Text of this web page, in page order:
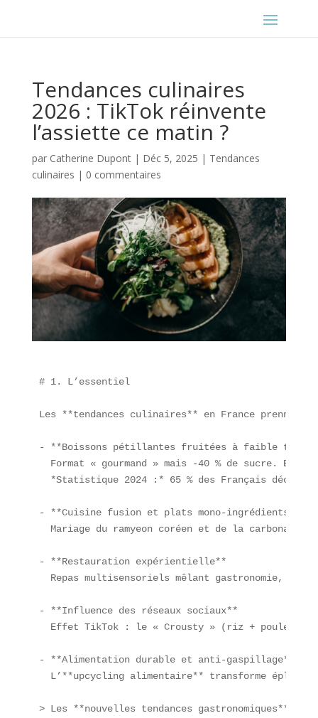
Tendances culinaires
2026 : TikTok réinvente
l’assiette ce matin ?
par Catherine Dupont| Déc 5, 2025 | Tendances
culinaires | 0 commentaires
# 1. L’essentiel
Les **tendances culinaires** en France
- **Boissons pétillantes fruitées à faible
Format « gourmand » mais -40 % de sucre. Ex.
*Statistique 2024 :* 65 % des Français
- **Cuisine fusion et plats mono-ingrédients**
Mariage du ramyeon coréen et de la carbonara,
- **Restauration expérientielle**
Repas multisensoriels mêlant gastronomie,
- **Influence des réseaux sociaux**
Effet TikTok : le « Crousty » (riz + poulet
- **Alimentation durable et anti-gaspillage**
L’**upcycling alimentaire** transforme
> Les **nouvelles tendances gastronomiques**